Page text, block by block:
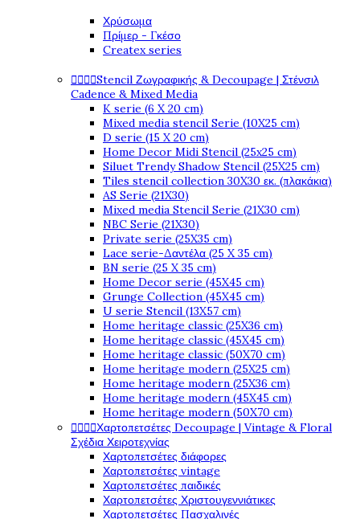
Χρύσωμα
Πρίμερ - Γκέσο
Createx series
Stencil Ζωγραφικής & Decoupage | Στένσιλ
Cadence & Mixed Media
K serie (6 X 20 cm)
Mixed media stencil Serie (10X25 cm)
D serie (15 X 20 cm)
Home Decor Midi Stencil (25x25 cm)
Siluet Trendy Shadow Stencil (25X25 cm)
Tiles stencil collection 30X30 εκ. (πλακάκια)
AS Serie (21X30)
Mixed media Stencil Serie (21X30 cm)
NBC Serie (21X30)
Private serie (25X35 cm)
Lace serie-Δαντέλα (25 X 35 cm)
BN serie (25 X 35 cm)
Home Decor serie (45X45 cm)
Grunge Collection (45X45 cm)
U serie Stencil (13X57 cm)
Home heritage classic (25X36 cm)
Home heritage classic (45X45 cm)
Home heritage classic (50X70 cm)
Home heritage modern (25X25 cm)
Home heritage modern (25X36 cm)
Home heritage modern (45X45 cm)
Home heritage modern (50X70 cm)
Χαρτοπετσέτες Decoupage | Vintage & Floral
Σχέδια Χειροτεχνίας
Χαρτοπετσέτες διάφορες
Χαρτοπετσέτες vintage
Χαρτοπετσέτες παιδικές
Χαρτοπετσέτες Χριστουγεννιάτικες
Χαρτοπετσέτες Πασχαλινές